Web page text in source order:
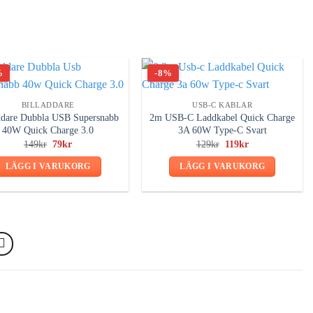
BILLADDARE
Dubbla USB Supersnabb
40W Quick Charge 3.0
149kr Det
priset
var:
79krDet
priset
är:
LÄGG I VARUKORG
-8%
USB-C KABLAR
2m USB-C Laddkabel Quick Charge
3A 60W Type-C Svart
129kr Det
priset
var:
119krDet
priset
är:
LÄGG I VARUKORG